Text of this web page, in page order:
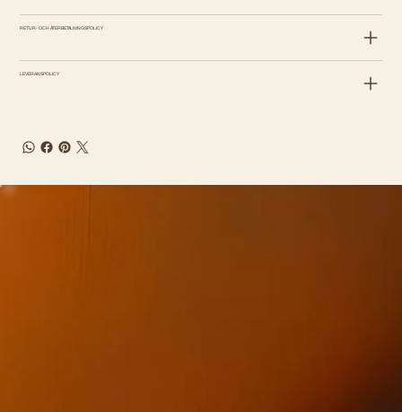
RETUR- OCH ÅTERBETALNINGSPOLICY
LEVERANSPOLICY